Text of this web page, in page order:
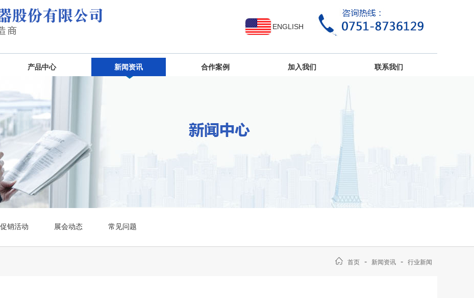
产品中心 新闻资讯 合作案例 加入我们 联系我们
ENGLISH
促销活动 展会动态 常见问题
首页 - 新闻资讯 - 行业新闻